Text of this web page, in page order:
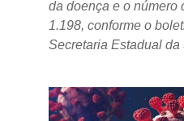
da doença e o número
1.198, conforme o
Secretaria Estadual da